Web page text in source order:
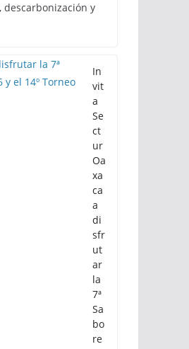
y
In
vit
a
Se
ct
ur
Oa
xa
ca
a
di
sfr
ut
ar
la
7ª
Sa
bo
re